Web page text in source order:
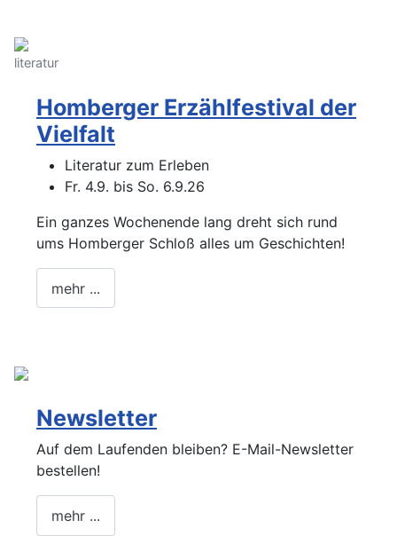
literatur
Homberger Erzählfestival der
Vielfalt
Literatur zum Erleben
Fr. 4.9. bis So. 6.9.26
Ein ganzes Wochenende lang dreht sich rund
ums Homberger Schloß alles um Geschichten!
mehr ...
Newsletter
Auf dem Laufenden bleiben? E-Mail-Newsletter
bestellen!
mehr ...